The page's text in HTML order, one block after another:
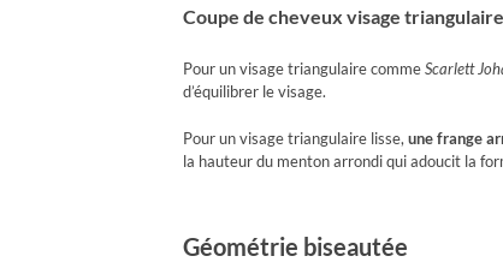
Coupe de cheveux visage triangulaire
Pour un visage triangulaire commeScarlett
d’équilibrer le visage.
Pour un visage triangulaire lisse, une frange
la hauteur du menton arrondi qui adoucit la
Géométrie biseautée